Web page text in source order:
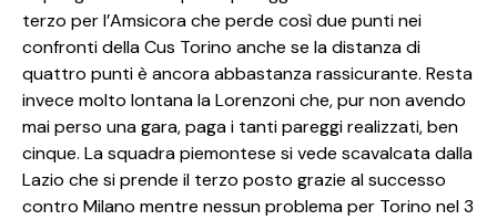
terzo per l’Amsicora che perde così due punti nei
confronti della Cus Torino anche se la distanza di
quattro punti è ancora abbastanza rassicurante. Resta
invece molto lontana la Lorenzoni che, pur non avendo
mai perso una gara, paga i tanti pareggi realizzati, ben
cinque. La squadra piemontese si vede scavalcata dalla
Lazio che si prende il terzo posto grazie al successo
contro Milano mentre nessun problema per Torino nel 3